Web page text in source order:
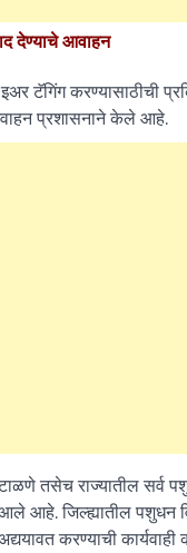
देण्याचे आवाहन
टॅगिंग करण्यासाठीची
प्रशासनाने केले आहे.
तसेच राज्यातील सर्व
जिल्ह्यातील पशुधन
करण्याची